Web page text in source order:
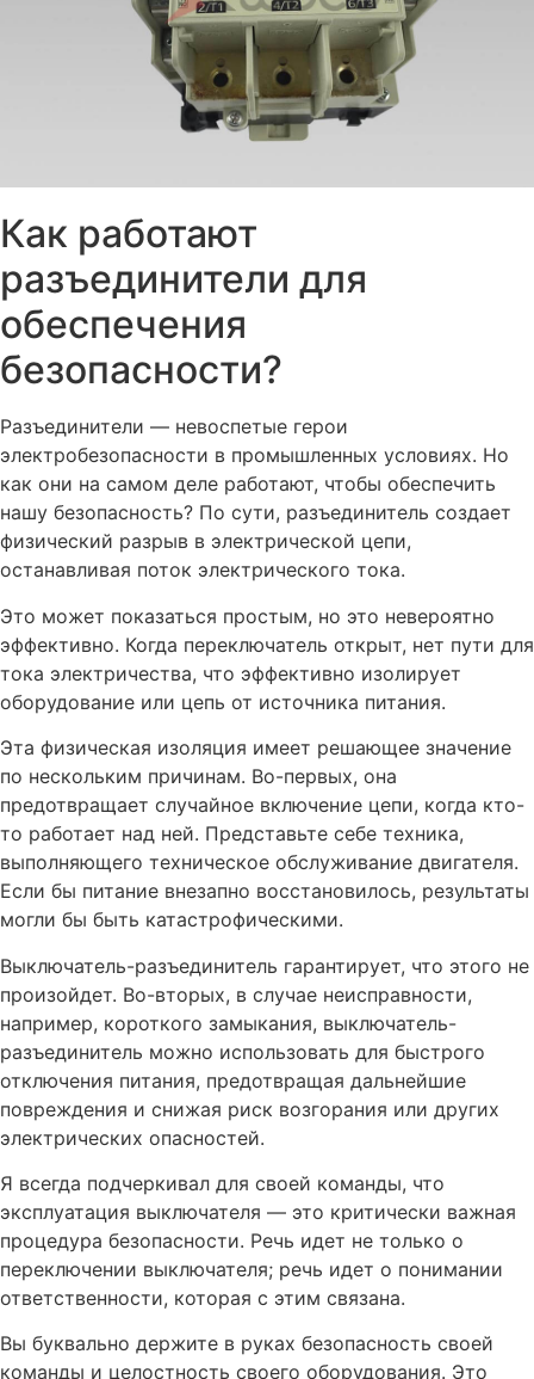
Как работают
разъединители для
обеспечения
безопасности?
Разъединители — невоспетые герои
электробезопасности в промышленных условиях. Но
как они на самом деле работают, чтобы обеспечить
нашу безопасность? По сути, разъединитель создает
физический разрыв в электрической цепи,
останавливая поток электрического тока.
Это может показаться простым, но это невероятно
эффективно. Когда переключатель открыт, нет пути для
тока электричества, что эффективно изолирует
оборудование или цепь от источника питания.
Эта физическая изоляция имеет решающее значение
по нескольким причинам. Во-первых, она
предотвращает случайное включение цепи, когда кто-
то работает над ней. Представьте себе техника,
выполняющего техническое обслуживание двигателя.
Если бы питание внезапно восстановилось, результаты
могли бы быть катастрофическими.
Выключатель-разъединитель гарантирует, что этого не
произойдет. Во-вторых, в случае неисправности,
например, короткого замыкания, выключатель-
разъединитель можно использовать для быстрого
отключения питания, предотвращая дальнейшие
повреждения и снижая риск возгорания или других
электрических опасностей.
Я всегда подчеркивал для своей команды, что
эксплуатация выключателя — это критически важная
процедура безопасности. Речь идет не только о
переключении выключателя; речь идет о понимании
ответственности, которая с этим связана.
Вы буквально держите в руках безопасность своей
команды и целостность своего оборудования. Это